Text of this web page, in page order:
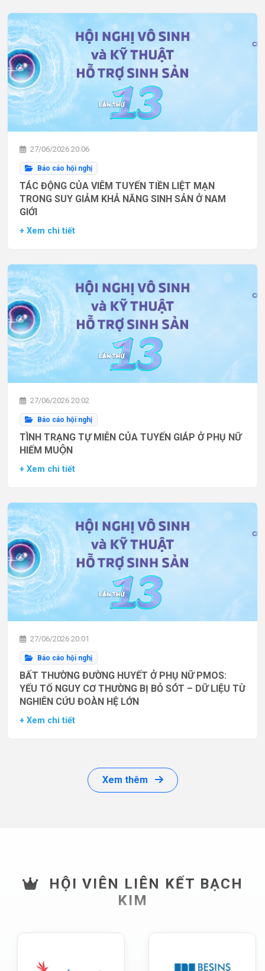
27/06/2026 20:06
Báo cáo hội nghị
TÁC ĐỘNG CỦA VIÊM TUYẾN TIỀN LIỆT MẠN
TRONG SUY GIẢM KHẢ NĂNG SINH SẢN Ở NAM
GIỚI
+ Xem chi tiết
27/06/2026 20:02
Báo cáo hội nghị
TÌNH TRẠNG TỰ MIỄN CỦA TUYẾN GIÁP Ở PHỤ NỮ
HIẾM MUỘN
+ Xem chi tiết
27/06/2026 20:01
Báo cáo hội nghị
BẤT THƯỜNG ĐƯỜNG HUYẾT Ở PHỤ NỮ PMOS:
YẾU TỐ NGUY CƠ THƯỜNG BỊ BỎ SÓT – DỮ LIỆU TỪ
NGHIÊN CỨU ĐOÀN HỆ LỚN
+ Xem chi tiết
Xem thêm
HỘI VIÊN LIÊN KẾT BẠCH
KIM